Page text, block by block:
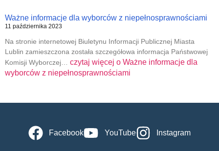
Ważne informacje dla wyborców z niepełnosprawnościami
11 października 2023
Na stronie internetowej Biuletynu Informacji Publicznej Miasta
Lublin zamieszczona została szczegółowa informacja Państwowej
Komisji Wyborczej… czytaj więcej o Ważne informacje dla
wyborców z niepełnosprawnościami
Facebook YouTube Instagram